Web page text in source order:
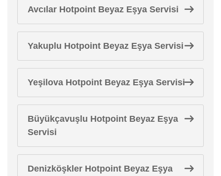
Avcılar Hotpoint Beyaz Eşya Servisi
Yakuplu Hotpoint Beyaz Eşya Servisi
Yeşilova Hotpoint Beyaz Eşya Servisi
Büyükçavuşlu Hotpoint Beyaz Eşya
Servisi
Denizköşkler Hotpoint Beyaz Eşya